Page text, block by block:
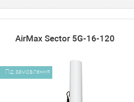
AirMax Sector 5G-16-120
Під замовлення